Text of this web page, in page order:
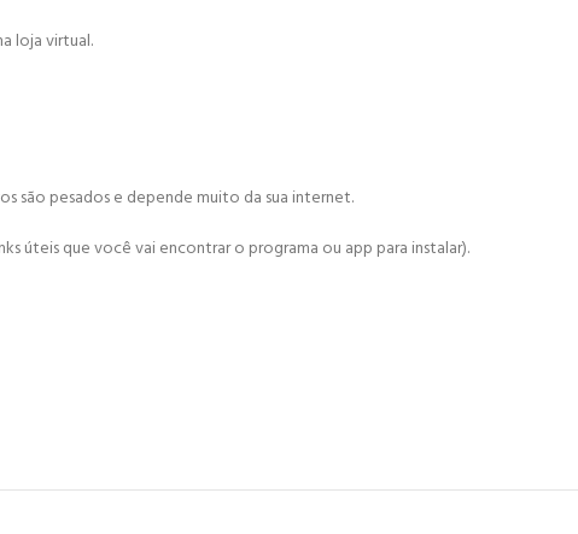
loja virtual.
são pesados e depende muito da sua internet.
úteis que você vai encontrar o programa ou app para instalar).